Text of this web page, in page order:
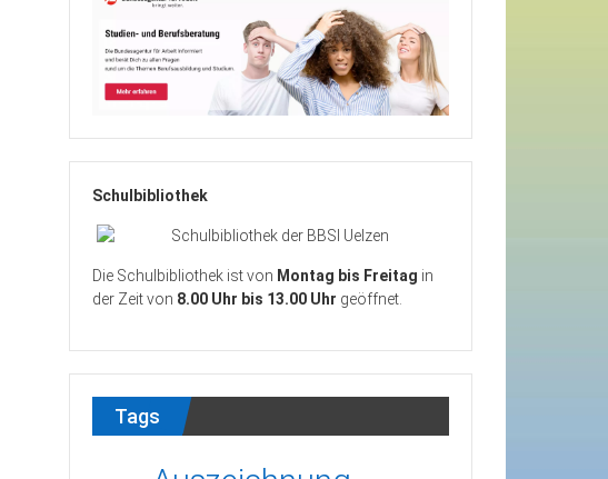
Schulbibliothek
Die Schulbibliothek ist von Montag bis Freitag in
der Zeit von 8.00 Uhr bis 13.00 Uhr geöffnet.
Tags